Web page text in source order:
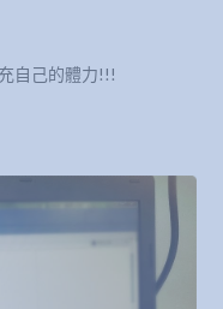
自己的體力!!!